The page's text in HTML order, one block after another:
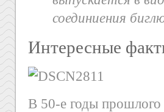
соединиения
Интересные
В 50-е годы прошлого